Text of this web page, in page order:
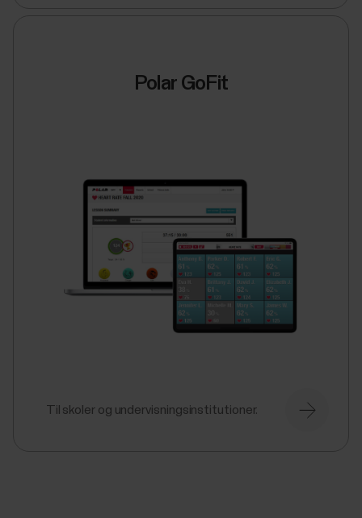
Polar GoFit
Til skoler og undervisningsinstitutioner.